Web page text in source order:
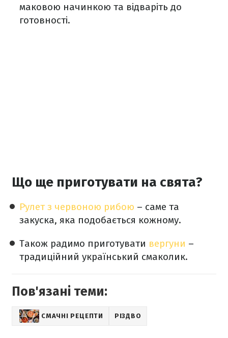
маковою начинкою та відваріть до
готовності.
Що ще приготувати на свята?
Рулет з червоною рибою – саме та
закуска, яка подобається кожному.
Також радимо приготувати вергуни –
традиційний український смаколик.
Пов'язані теми:
СМАЧНІ РЕЦЕПТИ РІЗДВО